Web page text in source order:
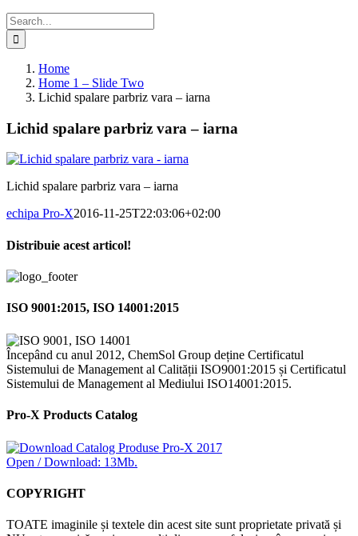
Search
for:
Home
Home 1 – Slide Two
Lichid spalare parbriz vara – iarna
Lichid spalare parbriz vara – iarna
Lichid spalare parbriz vara – iarna
echipa Pro-X2016-11-25T22:03:06+02:00
Distribuie acest articol!
Facebook
X
Pinterest
Email
ISO 9001:2015, ISO 14001:2015
Începând cu anul 2012, ChemSol Group deține Certificatul
Sistemului de Management al Calității ISO9001:2015 și Certificatul
Sistemului de Management al Mediului ISO14001:2015.
Pro-X Products Catalog
Open / Download: 13Mb.
COPYRIGHT
TOATE imaginile și textele din acest site sunt proprietate privată și